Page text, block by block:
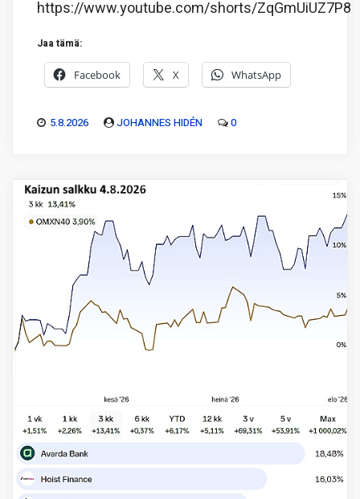
https://www.youtube.com/shorts/ZqGmUiUZ7P8
Jaa tämä:
Facebook X WhatsApp
5.8.2026 JOHANNES HIDÉN 0